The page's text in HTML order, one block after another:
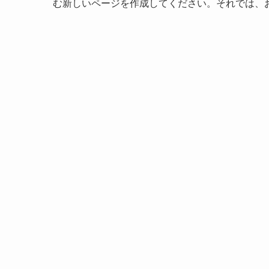
む新しいページを作成してください。それでは、